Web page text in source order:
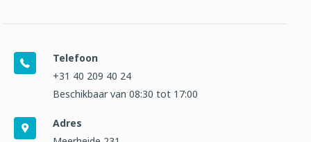
Telefoon
+31 40 209 40 24
Beschikbaar van 08:30 tot 17:00
Adres